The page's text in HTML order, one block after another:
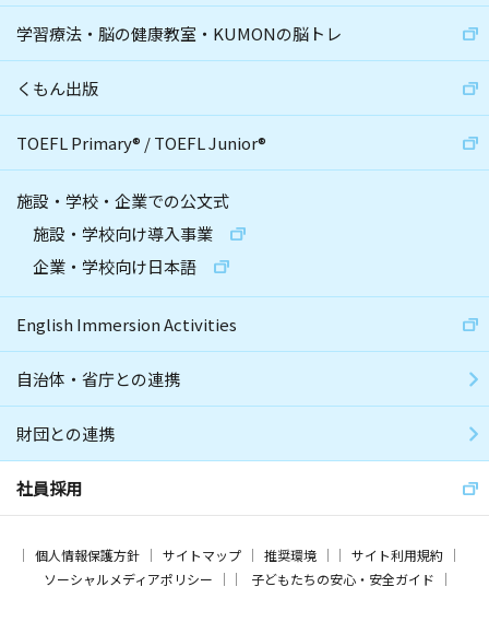
学習療法・脳の健康教室・KUMONの脳トレ
くもん出版
TOEFL Primary® /TOEFL Junior®
施設・学校・企業での公文式
施設・学校向け導入事業
企業・学校向け日本語
English Immersion Activities
自治体・省庁との連携
財団との連携
社員採用
個人情報保護方針 サイトマップ 推奨環境
サイト利用規約
ソーシャルメディアポリシー
子どもたちの安心・安全ガイド